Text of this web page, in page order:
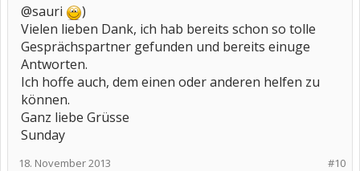
@sauri
)
Vielen lieben Dank, ich hab bereits schon so tolle
Gesprächspartner gefunden und bereits einuge
Antworten.
Ich hoffe auch, dem einen oder anderen helfen zu
können.
Ganz liebe Grüsse
Sunday
#10
18. November 2013